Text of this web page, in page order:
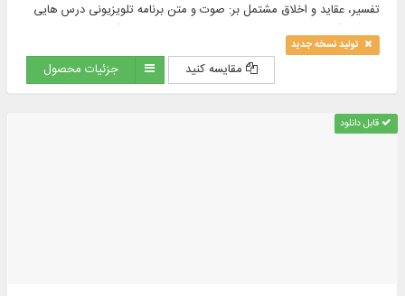
تفسیر، عقاید و اخلاق مشتمل بر: صوت و متن برنامه‏ تلويزيونى درس‌ هايى
نور (۱۰ جلد)، كتب منتشر شده (۴۰ عنوان) و ...تولید نسخه جدید
مقایسه کنید جزئیات محصول
قابل دانلود